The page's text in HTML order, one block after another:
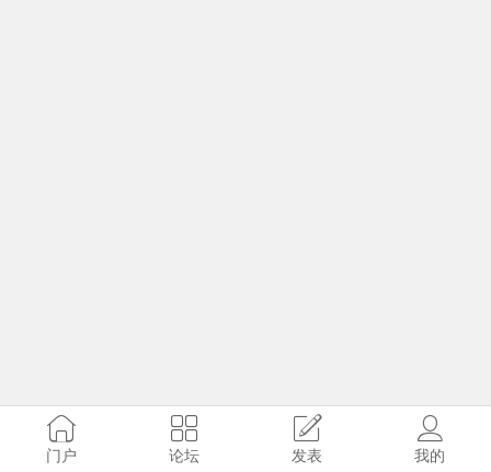
门户 论坛 发表 我的